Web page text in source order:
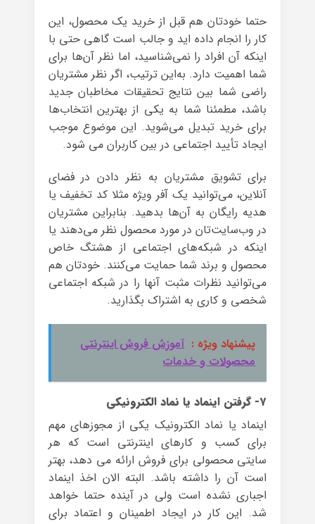
حتما خودتان هم قبل از خرید یک محصول، این
کار را انجام داده اید و جالب است گاهی حتی با
اینکه آن افراد را نمی‌شناسید، اما نظر آن‌ها برای
شما اهمیت دارد. به‌این ترتیب، اگر نظر مشتریان
راضی شما بین نتایج تحقیقات مخاطبان جدید
باشد، مطمئنا شما به یکی از بهترین انتخاب‌ها
برای خرید تبدیل می‌شوید. این موضوع موجب
ایجاد تأیید اجتماعی در بین کاربران می شود.
برای تشویق مشتریان به نظر دادن در فضای
آنلاین، می‌توانید یک آفر ویژه مثلا کد تخفیف‌ یا
هدیه‌ رایگان به آن‌ها بدهید. بنابراین مشتریان
در وب‌سایت‌تان در مورد محصول نظر می‌دهند یا
اینکه در شبکه‌های اجتماعی از هشتگ خاص
محصول و برند شما حمایت می‌کنند. خودتان هم
می‌توانید نظرات مثبت آنها را در شبکه اجتماعی
شخصی و کاری به اشتراک بگذارید.
پیشنهاد ویژه : آموزش فروش اینترنتی
محصولات و خدمات
۷- گرفتن اینماد یا نماد الکترونیکی
اینماد یا نماد الکترونیک یکی از مجوزهای مهم
برای کسب و کارهای اینترنتی است که هر
سایتی محصولی برای فروش ارائه می دهد، بهتر
است آن را داشته باشد. البته الان اخذ اینماد
اجباری نشده است ولی در آینده حتما خواهد
شد. این کار در ایجاد اطمینان و اعتماد برای